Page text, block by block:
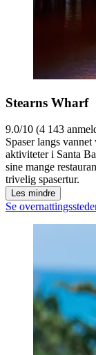
Stearns Wharf
9.0/10 (4 143
Spaser langs
aktiviteter i Santa
sine mange
trivelig spasertur.
Les mindre
Se